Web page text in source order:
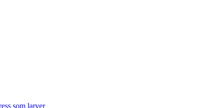
som larver